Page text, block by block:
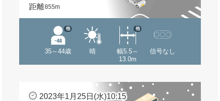
距離855m
35～44歳
他
晴
幅5.5～
13.0m
他
信号なし
2023年1月25日(水)10:15